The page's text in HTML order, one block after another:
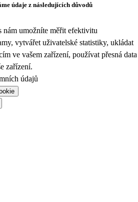
údaje z následujících důvodů
nám umožníte měřit efektivitu
vytvářet uživatelské statistiky, ukládat
ve vašem zařízení, používat přesná data
zařízení.
údajů